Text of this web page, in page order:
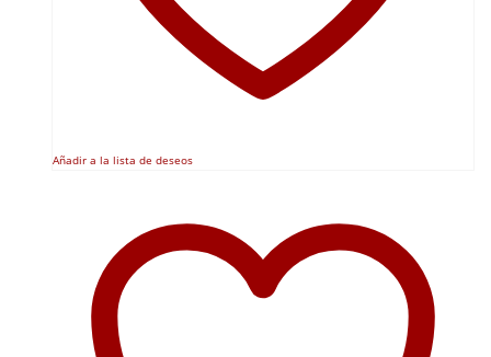
Añadir a la lista de deseos